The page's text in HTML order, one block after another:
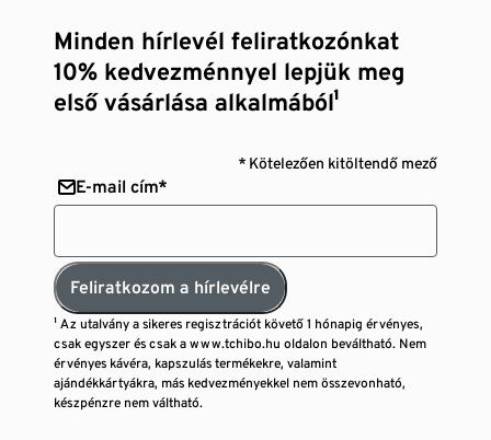
Minden hírlevél feliratkozónkat
10% kedvezménnyel lepjük meg
első vásárlása alkalmából¹
* Kötelezően kitöltendő mező
E-mail cím*
Feliratkozom a hírlevélre
¹ Az utalvány a sikeres regisztrációt követő 1 hónapig érvényes,
csak egyszer és csak a www.tchibo.hu oldalon beváltható. Nem
érvényes kávéra, kapszulás termékekre, valamint
ajándékkártyákra, más kedvezményekkel nem összevonható,
készpénzre nem váltható.